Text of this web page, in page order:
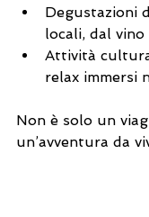
Degustazioni
locali, dal
Attività
relax immersi
Non è solo un
un’avventura da